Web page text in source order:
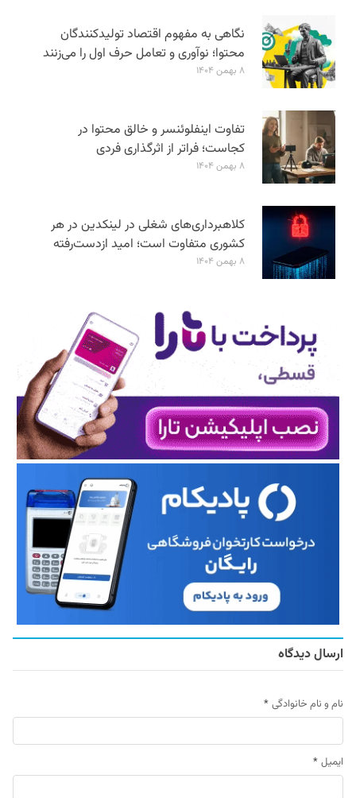
نگاهی به مفهوم اقتصاد تولیدکنندگان
محتوا؛ نوآوری و تعامل حرف اول را می‌زنند
۸ بهمن ۱۴۰۴
تفاوت اینفلوئنسر و خالق محتوا در
کجاست؛ فراتر از اثرگذاری فردی
۸ بهمن ۱۴۰۴
کلاهبرداری‌های شغلی در لینکدین در هر
کشوری متفاوت است؛ امید ازدست‌رفته
۸ بهمن ۱۴۰۴
ارسال دیدگاه
نام و نام خانوادگی *
ایمیل *